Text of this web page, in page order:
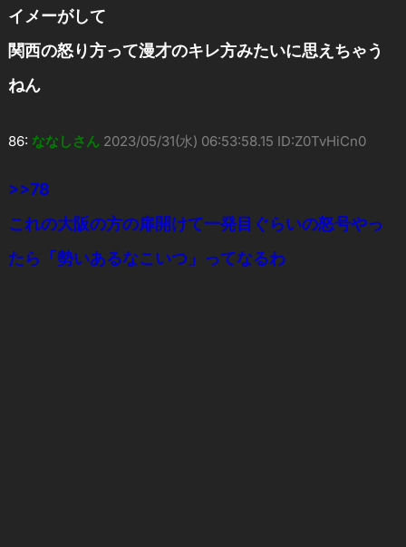
イメーがして
関西の怒り方って漫才のキレ方みたいに思えちゃう
ねん
86: ななしさん 2023/05/31(水) 06:53:58.15 ID:Z0TvHiCn0
>>78
これの大阪の方の扉開けて一発目ぐらいの怒号やっ
たら「勢いあるなこいつ」ってなるわ